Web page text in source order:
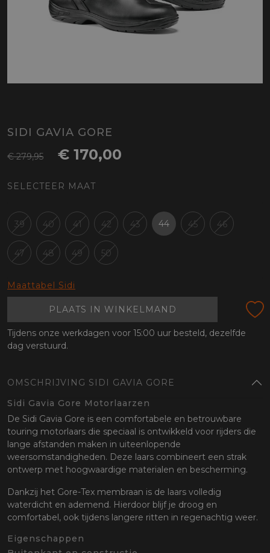
SIDI GAVIA GORE
€ 279,95 € 170,00
SELECTEER MAAT
39 40 41 42 43 44 45 46
47 48 49 50
Maattabel Sidi
PLAATS IN WINKELMAND
Tijdens onze werkdagen voor 15:00 uur besteld, dezelfde
dag verstuurd.
OMSCHRIJVING SIDI GAVIA GORE
Sidi Gavia Gore Motorlaarzen
De Sidi Gavia Gore is een comfortabele en betrouwbare
touring motorlaars die speciaal is ontwikkeld voor rijders die
lange afstanden maken in uiteenlopende
weersomstandigheden. Deze laars combineert een strak
ontwerp met hoogwaardige materialen en bescherming.
Dankzij het Gore-Tex membraan is de laars volledig
waterdicht en ademend. Hierdoor blijf je droog en
comfortabel, ook tijdens langere ritten in regenachtig weer.
Eigenschappen